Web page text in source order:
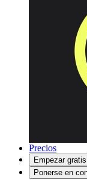
Precios
Empezar gratis
Ponerse en